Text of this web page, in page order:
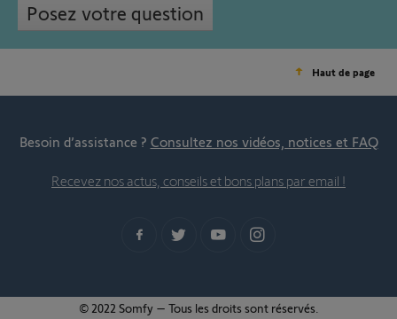
Posez votre question
Haut de page
Besoin d’assistance ? Consultez nos vidéos, notices et FAQ
Recevez nos actus, conseils et bons plans par email !
© 2022 Somfy – Tous les droits sont réservés.